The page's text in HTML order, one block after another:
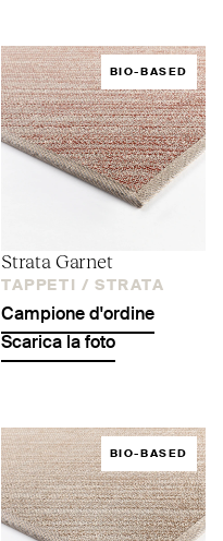
BIO-BASED
Strata Garnet
TAPPETI / STRATA
Campione d'ordine
Scarica la foto
BIO-BASED